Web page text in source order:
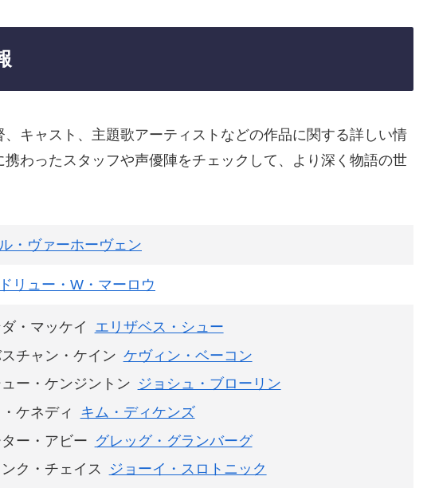
、キャスト、主題歌アーティストなどの作品に関する詳しい情
わったスタッフや声優陣をチェックして、より深く物語の世
・ヴァーホーヴェン
リュー・W・マーロウ
ダ・マッケイ
エリザベス・シュー
チャン・ケイン ケヴィン・ベーコン
ー・ケンジントン ジョシュ・ブローリン
ケネディ
キム・ディケンズ
ー・アビー グレッグ・グランバーグ
ク・チェイス
ジョーイ・スロトニック